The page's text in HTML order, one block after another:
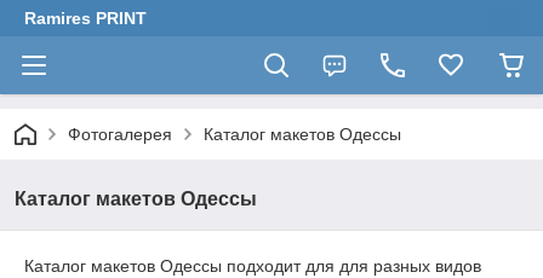
Ramires PRINT
Фотогалерея Каталог макетов Одессы
Каталог макетов Одессы
Каталог макетов Одессы подходит для для разных видов